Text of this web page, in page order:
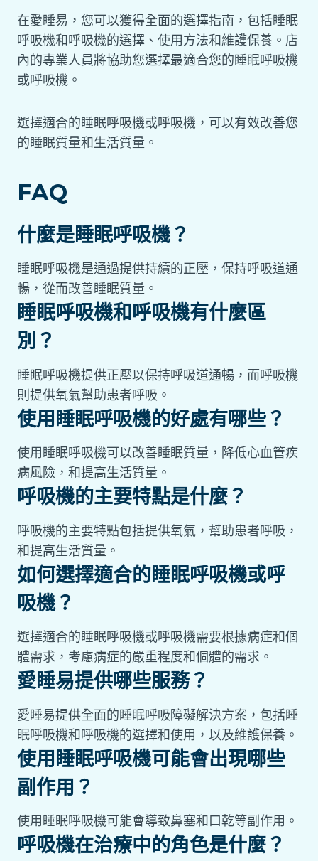
在愛睡易，您可以獲得全面的選擇指南，包括睡眠
呼吸機和呼吸機的選擇、使用方法和維護保養。店
內的專業人員將協助您選擇最適合您的睡眠呼吸機
或呼吸機。
選擇適合的睡眠呼吸機或呼吸機，可以有效改善您
的睡眠質量和生活質量。
FAQ
什麼是睡眠呼吸機？
睡眠呼吸機是通過提供持續的正壓，保持呼吸道通
暢，從而改善睡眠質量。
睡眠呼吸機和呼吸機有什麼區
別？
睡眠呼吸機提供正壓以保持呼吸道通暢，而呼吸機
則提供氧氣幫助患者呼吸。
使用睡眠呼吸機的好處有哪些？
使用睡眠呼吸機可以改善睡眠質量，降低心血管疾
病風險，和提高生活質量。
呼吸機的主要特點是什麼？
呼吸機的主要特點包括提供氧氣，幫助患者呼吸，
和提高生活質量。
如何選擇適合的睡眠呼吸機或呼
吸機？
選擇適合的睡眠呼吸機或呼吸機需要根據病症和個
體需求，考慮病症的嚴重程度和個體的需求。
愛睡易提供哪些服務？
愛睡易提供全面的睡眠呼吸障礙解決方案，包括睡
眠呼吸機和呼吸機的選擇和使用，以及維護保養。
使用睡眠呼吸機可能會出現哪些
副作用？
使用睡眠呼吸機可能會導致鼻塞和口乾等副作用。
呼吸機在治療中的角色是什麼？